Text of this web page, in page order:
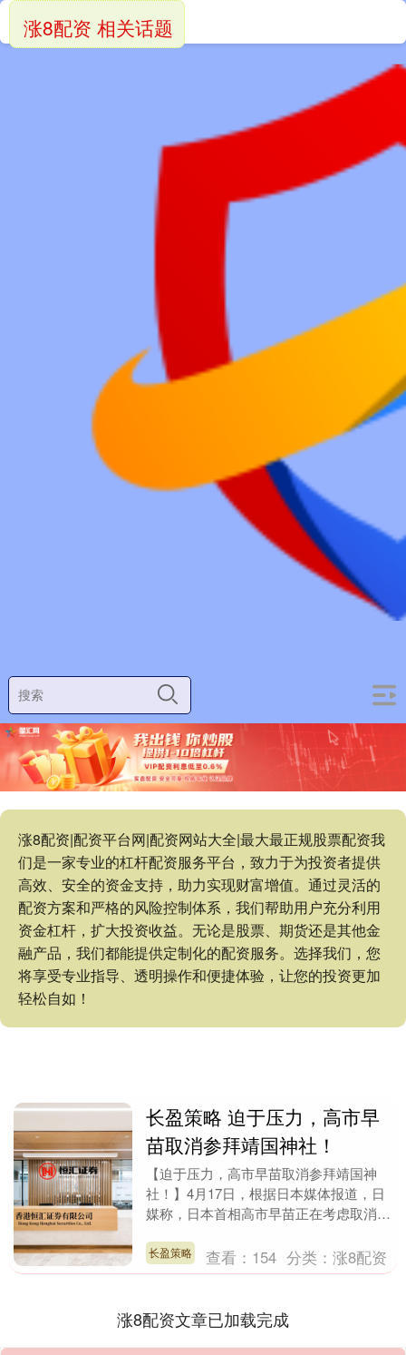
涨8配资|配资平台网|配资网站大全|最大最正规股票配资我
们是一家专业的杠杆配资服务平台，致力于为投资者提供
高效、安全的资金支持，助力实现财富增值。通过灵活的
配资方案和严格的风险控制体系，我们帮助用户充分利用
资金杠杆，扩大投资收益。无论是股票、期货还是其他金
融产品，我们都能提供定制化的配资服务。选择我们，您
将享受专业指导、透明操作和便捷体验，让您的投资更加
轻松自如！
涨8配资 相关话题
长盈策略 迫于压力，高市早
苗取消参拜靖国神社！
【迫于压力，高市早苗取消参拜靖国神
社！】4月17日，根据日本媒体报道，日
媒称，日本首相高市早苗正在考虑取消原
京九段北的靖....
长盈策略 查看： 154 分类：涨8配资
涨8配资文章已加载完成